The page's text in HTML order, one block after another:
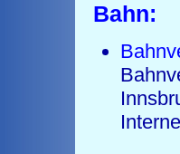
Bahn: